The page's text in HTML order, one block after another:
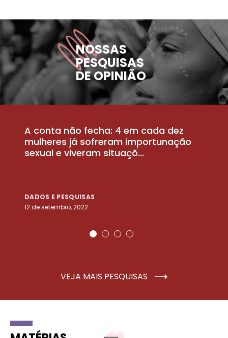
NOSSAS
PESQUISAS
DE OPINIÃO
A conta não fecha: 4 em cada dez
mulheres já sofreram importunação
sexual e viveram situaçõ...
DADOS E PESQUISAS
12 de setembro, 2022
VEJA MAIS PESQUISAS